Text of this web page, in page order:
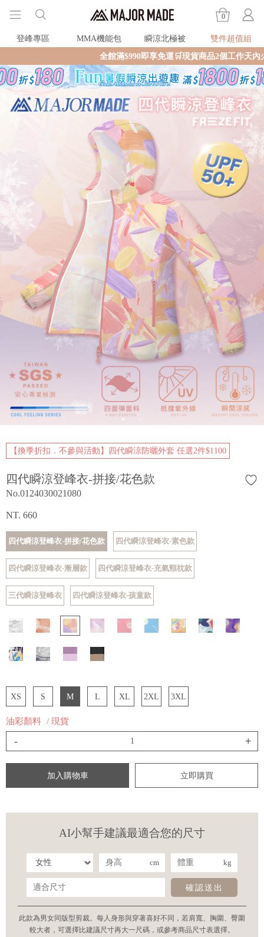
0
登峰專區 MMA機能包 瞬涼北極被
雙件超值組
全館滿$990即享免運🛒現貨商品2個工作天內火速寄出🚚滿額再
【換季折扣．不參與活動】四代瞬涼防曬外套 任選2件$1100
四代瞬涼登峰衣-拼接/花色款
No.0124030021080
NT. 660
四代瞬涼登峰衣-拼接/花色款 四代瞬涼登峰衣-素色款
四代瞬涼登峰衣-漸層款 四代瞬涼登峰衣-充氣頸枕款
三代瞬涼登峰衣 四代瞬涼登峰衣-孩童款
XS S M L XL 2XL 3XL
油彩顏料 / 現貨
- +
加入購物車 立即購買
AI小幫手建議最適合您的尺寸
cm kg
確認送出
此款為男女同版型剪裁。每人身形與穿著喜好不同，若肩寬、胸圍、臀圍
較大者，可選擇比建議尺寸再大一尺碼，或參考商品尺寸表選擇。